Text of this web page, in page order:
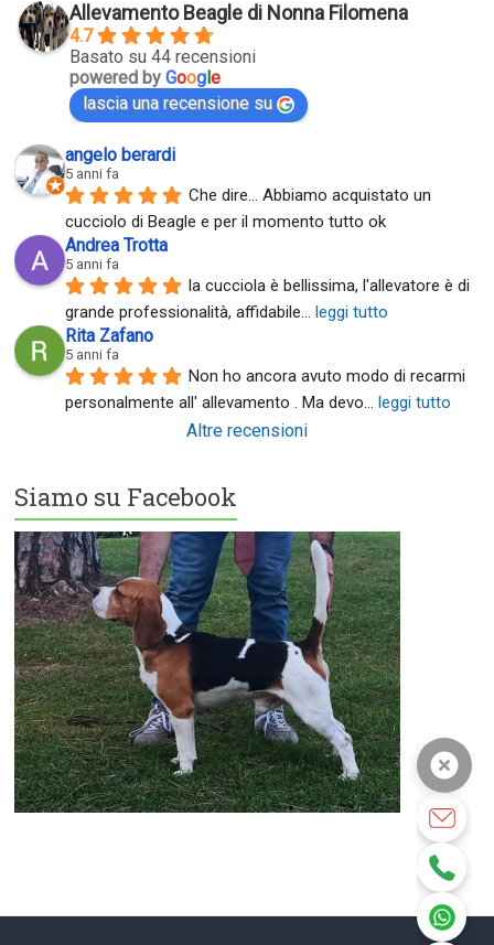
Allevamento Beagle di Nonna Filomena
4.7
Basato su 44 recensioni
powered byGoog le
lascia una recensione su
angelo berardi
5 anni fa
Che dire... Abbiamo acquistato un
cucciolo di Beagle e per il momento tutto ok
Andrea Trotta
5 anni fa
la cucciola è bellissima, l'allevatore è di
grande professionalità, affidabile... leggi tutto
Rita Zafano
5 anni fa
Non ho ancora avuto modo di recarmi
personalmente all' allevamento . Ma devo... leggi tutto
Altre recensioni
Siamo su Facebook